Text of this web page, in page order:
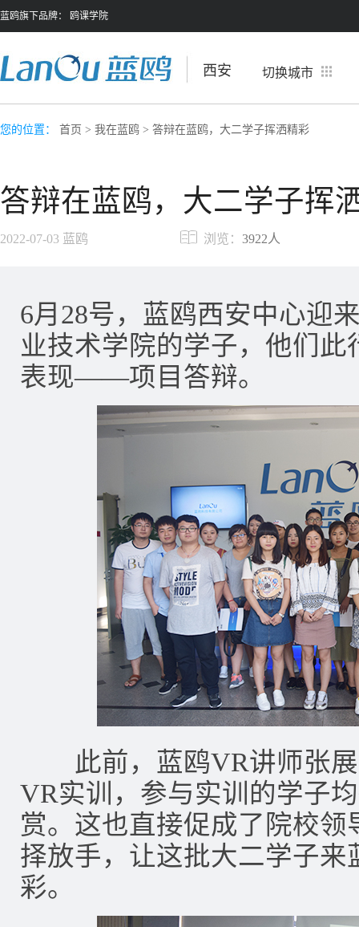
蓝鸥旗下品牌： 鸥课学院
西安 切换城市
您的位置： 首页 > 我在蓝鸥 > 答辩在蓝鸥，大二学子挥洒精彩
答辩在蓝鸥，大二学子挥
2022-07-03 蓝鸥 3922人
浏览：
6月28号，蓝鸥西安中心迎
业技术学院的学子，他们
表现——项目答辩。
此前，蓝鸥VR讲师张展
VR实训，参与实训的学子
赏。这也直接促成了院校
择放手，让这批大二学子
彩。